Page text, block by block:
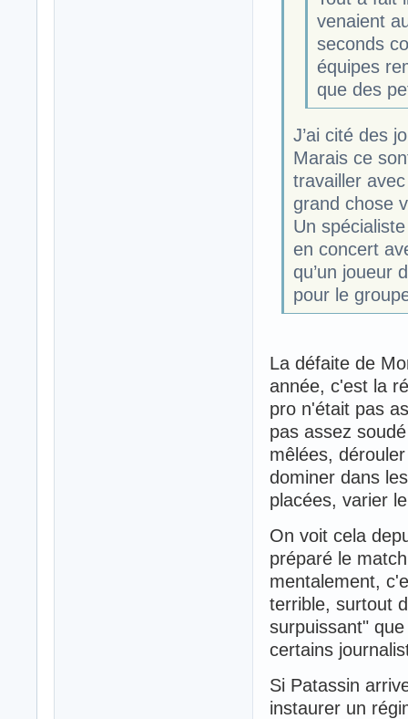
venaient
seconds
équipes
que des
J’ai cité des
Marais ce
travailler
grand chose
Un
en concert
qu’un joueur
pour le
La défaite de
année, c'est la
pro n'était pas
pas assez
mêlées,
dominer dans
placées, varier
On voit cela
préparé le
mentalement,
terrible, surtout
surpuissant"
certains
Si Patassin
instaurer un